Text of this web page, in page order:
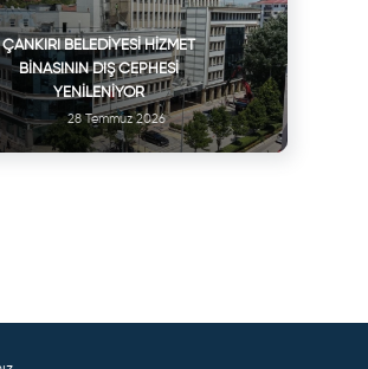
ÇANKIRI BELEDIYESI HIZMET
BINASININ DIŞ CEPHESI
YENILENIYOR
28 Temmuz 2026